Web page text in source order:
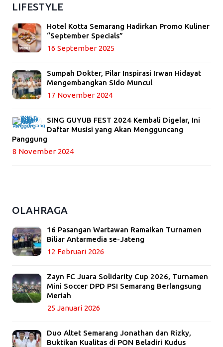
LIFESTYLE
Hotel Kotta Semarang Hadirkan Promo Kuliner
“September Specials”
16 September 2025
Sumpah Dokter, Pilar Inspirasi Irwan Hidayat
Mengembangkan Sido Muncul
17 November 2024
SING GUYUB FEST 2024 Kembali Digelar, Ini
Daftar Musisi yang Akan Mengguncang
Panggung
8 November 2024
OLAHRAGA
16 Pasangan Wartawan Ramaikan Turnamen
Biliar Antarmedia se-Jateng
12 Februari 2026
Zayn FC Juara Solidarity Cup 2026, Turnamen
Mini Soccer DPD PSI Semarang Berlangsung
Meriah
25 Januari 2026
Duo Altet Semarang Jonathan dan Rizky,
Buktikan Kualitas di PON Beladiri Kudus